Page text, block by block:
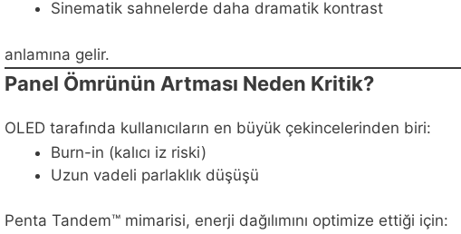
Sinematik sahnelerde daha dramatik kontrast
anlamına gelir.
Panel Ömrünün Artması Neden Kritik?
OLED tarafında kullanıcıların en büyük çekincelerinden biri:
Burn-in (kalıcı iz riski)
Uzun vadeli parlaklık düşüşü
Penta Tandem™ mimarisi, enerji dağılımını optimize ettiği için: